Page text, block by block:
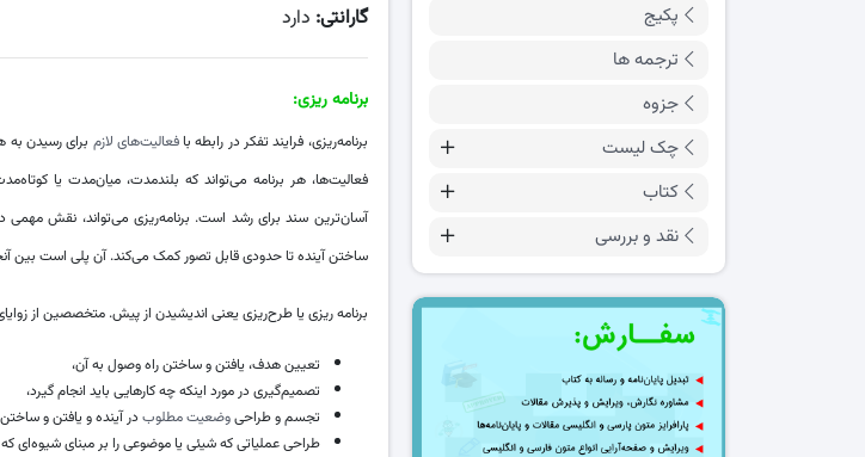
گارانتی: دارد
برنامه ریزی:
برنامه‌ریزی، فرایند تفکر در رابطه بافعالیت‌های لازم برای رسیدن
فعالیت‌ها، هر برنامه می‌تواند که بلندمدت، میان‌مدت یا
آسان‌ترین سند برای رشد است. برنامه‌ریزی می‌تواند، نقش
ساختن آینده تا حدودی قابل تصور کمک می‌کند. آن پلی است بین
برنامه ریزی یا طرح‌ریزی یعنی اندیشیدن از پیش. متخصصین از
تعیین هدف، یافتن و ساختن راه وصول به آن،
تصمیم‌گیری در مورد اینکه چه کارهایی باید انجام گیرد،
تجسم و طراحیوضعیت مطلوب در آینده و یافتن و
طراحی عملیاتی که شیئی یا موضوعی را بر مبنای شیوه‌ای
پکیج
ترجمه ها
جزوه
چک لیست
کتاب
نقد و بررسی